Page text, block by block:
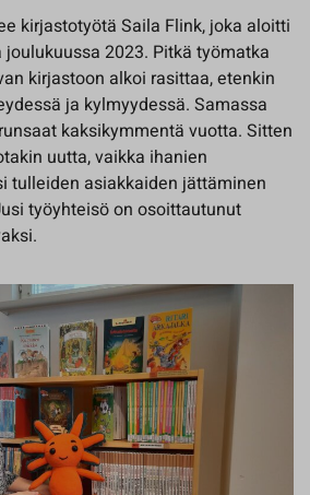
kirjastotyötä Saila Flink, joka aloitti
2023. Pitkä työmatka
kirjastoon alkoi rasittaa, etenkin
ja kylmyydessä. Samassa
kaksikymmentä vuotta. Sitten
uutta, vaikka ihanien
tulleiden asiakkaiden jättäminen
työyhteisö on osoittautunut